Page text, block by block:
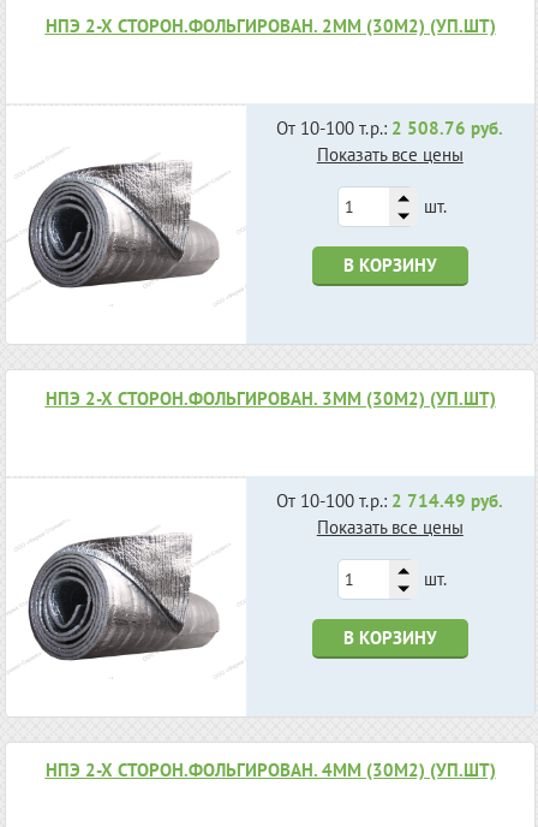
НПЭ 2-Х СТОРОН.ФОЛЬГИРОВАН. 2ММ (30М2) (УП.ШТ)
От 10-100 т.р.: 2 508.76 руб.
Показать все цены
шт.
В КОРЗИНУ
НПЭ 2-Х СТОРОН.ФОЛЬГИРОВАН. 3ММ (30М2) (УП.ШТ)
От 10-100 т.р.: 2 714.49 руб.
Показать все цены
шт.
В КОРЗИНУ
НПЭ 2-Х СТОРОН.ФОЛЬГИРОВАН. 4ММ (30М2) (УП.ШТ)